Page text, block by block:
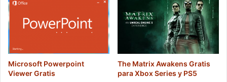
Microsoft Powerpoint
Viewer Gratis
The Matrix Awakens Gratis
para Xbox Series y PS5